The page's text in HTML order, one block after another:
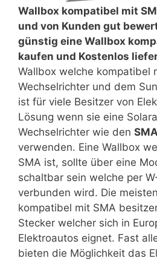
Wallbox kompatibel mit
und von Kunden gut
günstig eine Wallbox
kaufen und Kostenlos
Wallbox welche kompatibel
Wechselrichter und dem
ist für viele Besitzer von
Lösung wenn sie eine
Wechselrichter wie den
verwenden. Eine Wallbox
SMA ist, sollte über eine
schaltbar sein welche per
verbunden wird. Die
kompatibel mit SMA
Stecker welcher sich in
Elektroautos eignet. Fast
bieten die Möglichkeit das